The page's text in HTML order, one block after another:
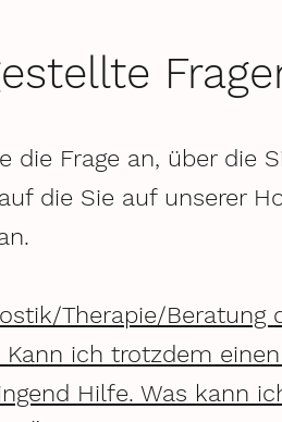
die Frage an, über die
die Sie auf unserer
Therapie/
Kann ich trotzdem
Hilfe. Was kann